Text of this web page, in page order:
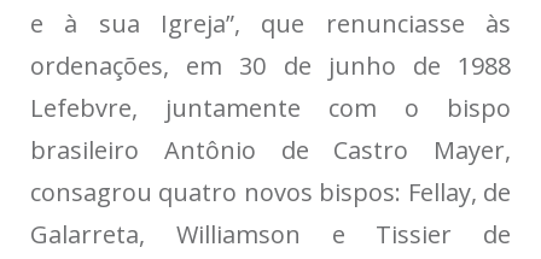
e à sua Igreja”, que renunciasse às
ordenações, em 30 de junho de 1988
Lefebvre, juntamente com o bispo
brasileiro Antônio de Castro Mayer,
consagrou quatro novos bispos: Fellay, de
Galarreta, Williamson e Tissier de